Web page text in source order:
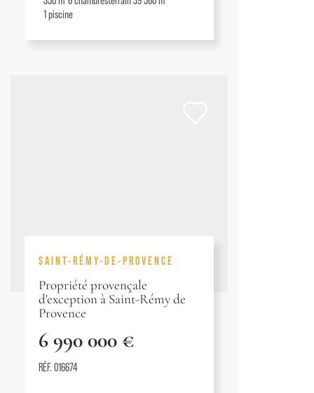
1piscine
SAINT-RÉMY-DE-PROVENCE
Propriété provençale
d'exception à Saint-Rémy de
Provence
6 990 000 €
RÉF. 016674